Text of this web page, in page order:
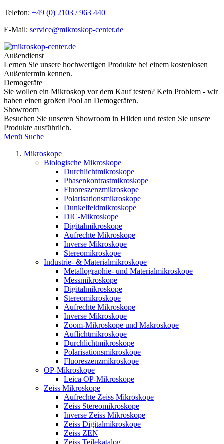
Telefon: +49 (0) 2103 / 963 440
E-Mail: service@mikroskop-center.de
Außendienst
Lernen Sie unsere hochwertigen Produkte bei einem kostenlosen
Außentermin kennen.
Demogeräte
Sie wollen ein Mikroskop vor dem Kauf testen? Kein Problem - wir
haben einen großen Pool an Demogeräten.
Showroom
Besuchen Sie unseren Showroom in Hilden und testen Sie unsere
Produkte ausführlich.
Menü Suche
Mikroskope
Biologische Mikroskope
Durchlichtmikroskope
Phasenkontrastmikroskope
Fluoreszenzmikroskope
Polarisationsmikroskope
Dunkelfeldmikroskope
DIC-Mikroskope
Digitalmikroskope
Aufrechte Mikroskope
Inverse Mikroskope
Stereomikroskope
Industrie- & Materialmikroskope
Metallographie- und Materialmikroskope
Messmikroskope
Digitalmikroskope
Stereomikroskope
Aufrechte Mikroskope
Inverse Mikroskope
Zoom-Mikroskope und Makroskope
Auflichtmikroskope
Durchlichtmikroskope
Polarisationsmikroskope
Fluoreszenzmikroskope
OP-Mikroskope
Leica OP-Mikroskope
Zeiss Mikroskope
Aufrechte Zeiss Mikroskope
Zeiss Stereomikroskope
Inverse Zeiss Mikroskope
Zeiss Digitalmikroskope
Zeiss ZEN
Zeiss Teilekatalog